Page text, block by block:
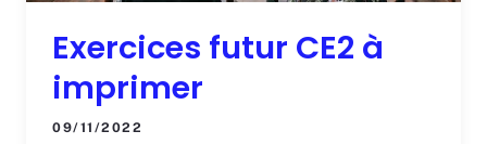
Exercices futur CE2 à
imprimer
09/11/2022